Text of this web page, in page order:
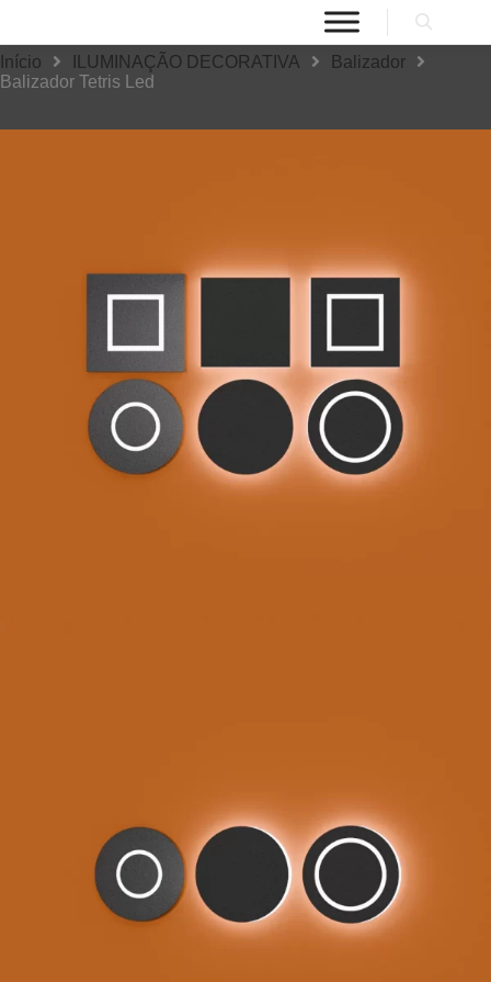
Início ILUMINAÇÃO DECORATIVA
Balizador
Balizador Tetris Led